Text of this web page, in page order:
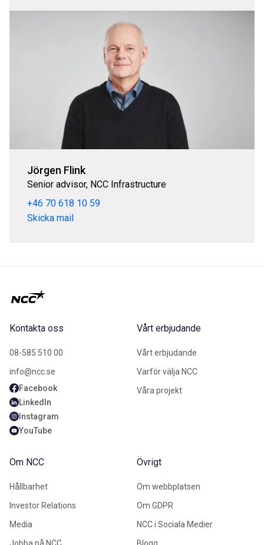
Jörgen Flink
Senior advisor, NCC Infrastructure
+46 70 618 10 59
Skicka mail
Kontakta oss
08-585 510 00
info@ncc.se
Facebook
LinkedIn
Instagram
YouTube
Vårt erbjudande
Vårt erbjudande
Varför välja NCC
Våra projekt
Om NCC
Hållbarhet
Investor Relations
Media
Övrigt
Om webbplatsen
Om GDPR
NCC i Sociala Medier